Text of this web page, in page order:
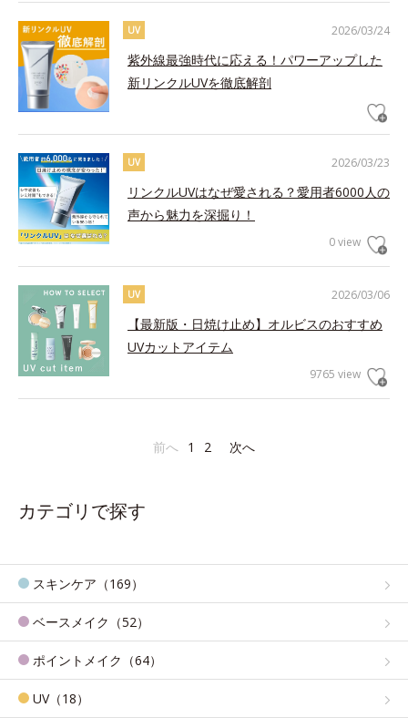
2026/03/24
UV
紫外線最強時代に応える！パワーアップした
新リンクルUVを徹底解剖
2026/03/23
UV
リンクルUVはなぜ愛される？愛用者6000人の
声から魅力を深掘り！
0 view
2026/03/06
UV
【最新版・日焼け止め】オルビスのおすすめ
UVカットアイテム
9765 view
前へ 1 2 次へ
カテゴリで探す
スキンケア（169）
ベースメイク（52）
ポイントメイク（64）
UV（18）